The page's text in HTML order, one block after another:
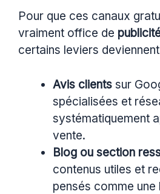
Pour que ces canaux
vraiment office de
certains leviers
Avis clients sur
spécialisées et
systématiquement
vente.
Blog ou section
contenus utiles et
pensés comme